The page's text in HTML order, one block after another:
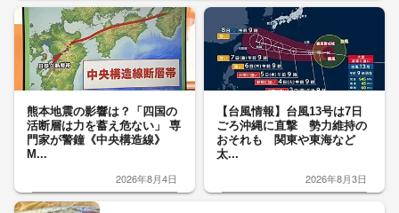
熊本地震の影響は？「四国の
活断層は力を蓄え危ない」 専
門家が警鐘《中央構造線》
M...
2026年8月4日
【台風情報】台風13号は7日
ごろ沖縄に直撃 勢力維持の
おそれも 関東や東海など
太...
2026年8月3日